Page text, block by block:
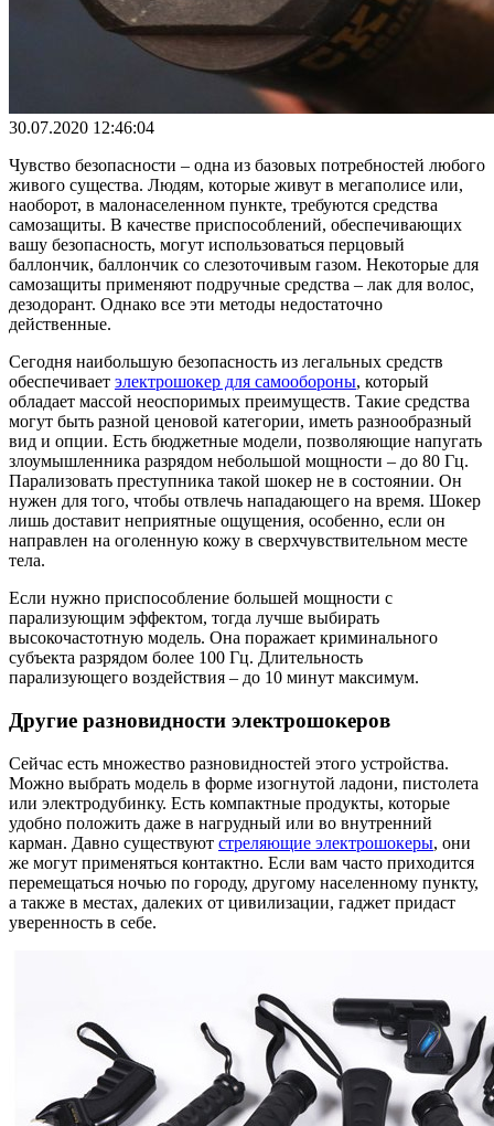
30.07.2020 12:46:04
Чувство безопасности – одна из базовых потребностей любого
живого существа. Людям, которые живут в мегаполисе или,
наоборот, в малонаселенном пункте, требуются средства
самозащиты. В качестве приспособлений, обеспечивающих
вашу безопасность, могут использоваться перцовый
баллончик, баллончик со слезоточивым газом. Некоторые для
самозащиты применяют подручные средства – лак для волос,
дезодорант. Однако все эти методы недостаточно
действенные.
Сегодня наибольшую безопасность из легальных средств
обеспечивает электрошокер для самообороны, который
обладает массой неоспоримых преимуществ. Такие средства
могут быть разной ценовой категории, иметь разнообразный
вид и опции. Есть бюджетные модели, позволяющие напугать
злоумышленника разрядом небольшой мощности – до 80 Гц.
Парализовать преступника такой шокер не в состоянии. Он
нужен для того, чтобы отвлечь нападающего на время. Шокер
лишь доставит неприятные ощущения, особенно, если он
направлен на оголенную кожу в сверхчувствительном месте
тела.
Если нужно приспособление большей мощности с
парализующим эффектом, тогда лучше выбирать
высокочастотную модель. Она поражает криминального
субъекта разрядом более 100 Гц. Длительность
парализующего воздействия – до 10 минут максимум.
Другие разновидности электрошокеров
Сейчас есть множество разновидностей этого устройства.
Можно выбрать модель в форме изогнутой ладони, пистолета
или электродубинку. Есть компактные продукты, которые
удобно положить даже в нагрудный или во внутренний
карман. Давно существуют стреляющие электрошокеры, они
же могут применяться контактно. Если вам часто приходится
перемещаться ночью по городу, другому населенному пункту,
а также в местах, далеких от цивилизации, гаджет придаст
уверенность в себе.